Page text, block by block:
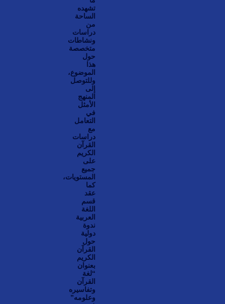
تشهده
الساحة
من
دراسات
ونشاطات
متخصصة
حول
هذا
الموضوع،
وللتوصل
إلى
المنهج
الأمثل
في
التعامل
مع
دراسات
القرآن
الكريم
على
جميع
المستويات،
كما
عقد
قسم
اللغة
العربية
ندوة
دولية
حول
القرآن
الكريم
بعنوان
“لغة
القرآن
وتفاسيره
وعلومه”